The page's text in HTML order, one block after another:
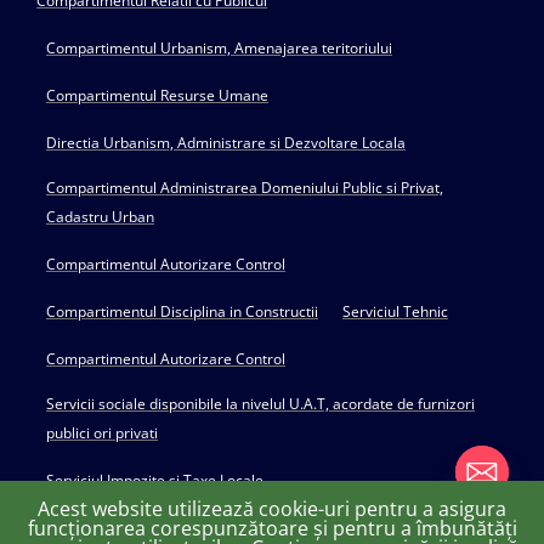
Compartimentul Urbanism, Amenajarea teritoriului
Compartimentul Resurse Umane
Directia Urbanism, Administrare si Dezvoltare Locala
Compartimentul Administrarea Domeniului Public si Privat,
Cadastru Urban
Compartimentul Autorizare Control
Compartimentul Disciplina in Constructii Serviciul Tehnic
Compartimentul Autorizare Control
Servicii sociale disponibile la nivelul U.A.T, acordate de furnizori
publici ori privati
Serviciul Impozite si Taxe Locale
Acest website utilizează cookie-uri pentru a asigura
funcționarea corespunzătoare și pentru a îmbunătăți